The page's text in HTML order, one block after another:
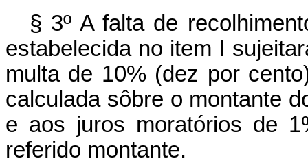
§ 3º A falta de
estabelecida no item I
multa de 10% (dez por
calculada sôbre o montante
e aos juros moratórios de
referido montante.